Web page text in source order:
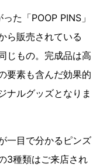
た「POOP PINS」
ら販売されている
じもの。完成品は高
要素も含んだ効果的
ナルグッズとなりま
一目で分かるピンズ
3種類はご来店され